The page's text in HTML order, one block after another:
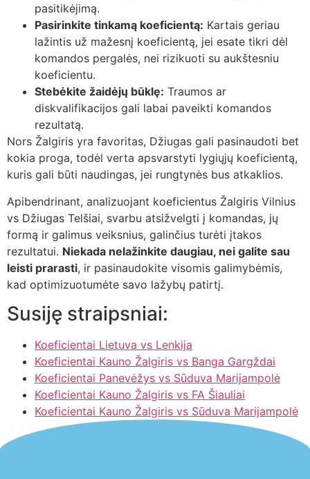
pasitikėjimą.
Pasirinkite tinkamą koeficientą: Kartais geriau
lažintis už mažesnį koeficientą, jei esate tikri dėl
komandos pergalės, nei rizikuoti su aukštesniu
koeficientu.
Stebėkite žaidėjų būklę: Traumos ar
diskvalifikacijos gali labai paveikti komandos
rezultatą.
Nors Žalgiris yra favoritas, Džiugas gali pasinaudoti bet
kokia proga, todėl verta apsvarstyti lygiųjų koeficientą,
kuris gali būti naudingas, jei rungtynės bus atkaklios.
Apibendrinant, analizuojant koeficientus Žalgiris Vilnius
vs Džiugas Telšiai, svarbu atsižvelgti į komandas, jų
formą ir galimus veiksnius, galinčius turėti įtakos
rezultatui. Niekada nelažinkite daugiau, nei galite sau
leisti prarasti, ir pasinaudokite visomis galimybėmis,
kad optimizuotumėte savo lažybų patirtį.
Susiję straipsniai:
Koeficientai Lietuva vs Lenkija
Koeficientai Kauno Žalgiris vs Banga Gargždai
Koeficientai Panevėžys vs Sūduva Marijampolė
Koeficientai Kauno Žalgiris vs FA Šiauliai
Koeficientai Kauno Žalgiris vs Sūduva Marijampolė